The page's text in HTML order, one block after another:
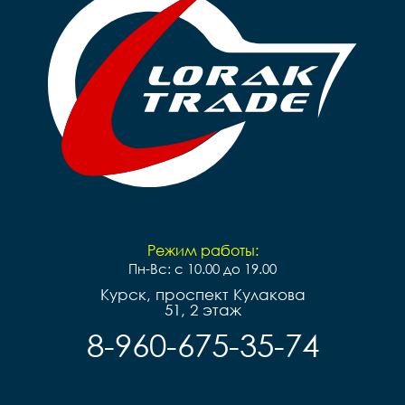
Обода		ALLOY
одинарный
Рулевая		резьбовая 1"
Вынос		сталь
Руль		steel
Грипсы		black
Седло		black
Педали		пластиковые
Подседельный штырь
steel
Вес   14,8 кг
Руль		steel
Грипсы		black
Седло		black
Педали		пластиковые
Подседельный
Режим работы:
Пн-Вс: с 10.00 до 19.00
Курск, проспект Кулакова
51, 2 этаж
8-960-675-35-74